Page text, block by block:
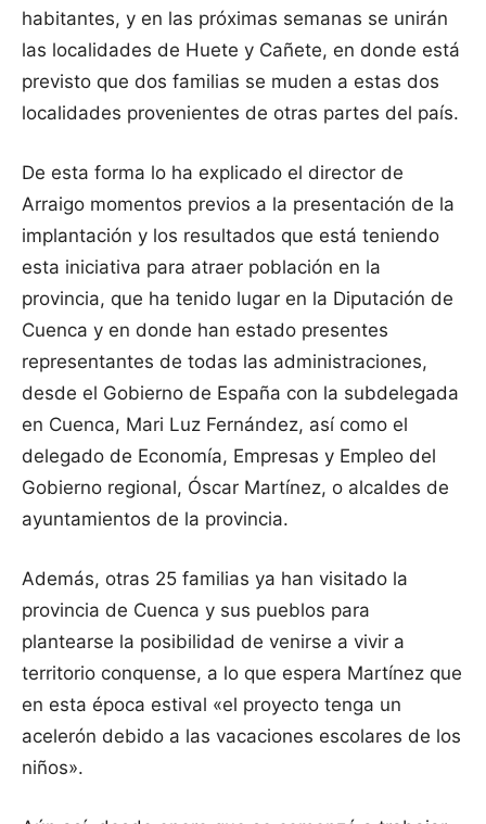
habitantes, y en las próximas semanas se unirán
las localidades de Huete y Cañete, en donde está
previsto que dos familias se muden a estas dos
localidades provenientes de otras partes del país.
De esta forma lo ha explicado el director de
Arraigo momentos previos a la presentación de la
implantación y los resultados que está teniendo
esta iniciativa para atraer población en la
provincia, que ha tenido lugar en la Diputación de
Cuenca y en donde han estado presentes
representantes de todas las administraciones,
desde el Gobierno de España con la subdelegada
en Cuenca, Mari Luz Fernández, así como el
delegado de Economía, Empresas y Empleo del
Gobierno regional, Óscar Martínez, o alcaldes de
ayuntamientos de la provincia.
Además, otras 25 familias ya han visitado la
provincia de Cuenca y sus pueblos para
plantearse la posibilidad de venirse a vivir a
territorio conquense, a lo que espera Martínez que
en esta época estival «el proyecto tenga un
acelerón debido a las vacaciones escolares de los
niños».